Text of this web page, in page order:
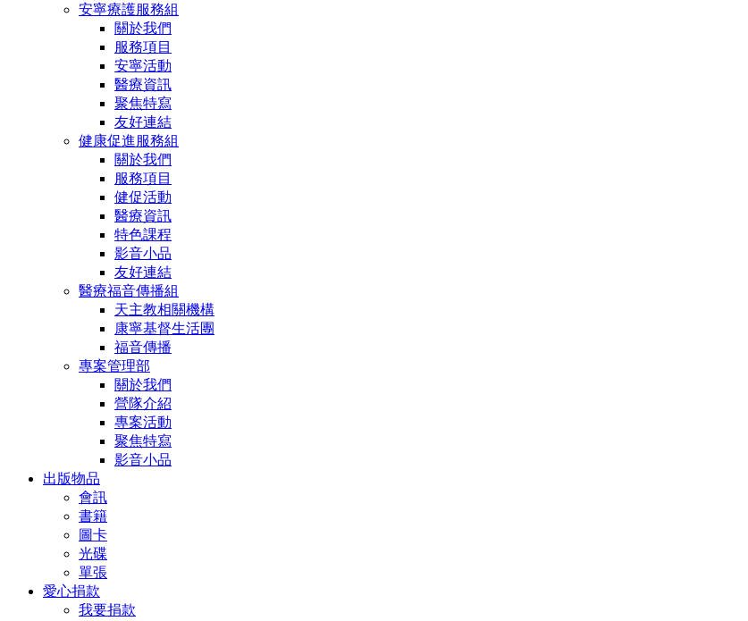
安寧療護服務組
關於我們
服務項目
安寧活動
醫療資訊
聚焦特寫
友好連結
健康促進服務組
關於我們
服務項目
健促活動
醫療資訊
特色課程
影音小品
友好連結
醫療福音傳播組
天主教相關機構
康寧基督生活團
福音傳播
專案管理部
關於我們
營隊介紹
專案活動
聚焦特寫
影音小品
出版物品
會訊
書籍
圖卡
光碟
單張
愛心捐款
我要捐款